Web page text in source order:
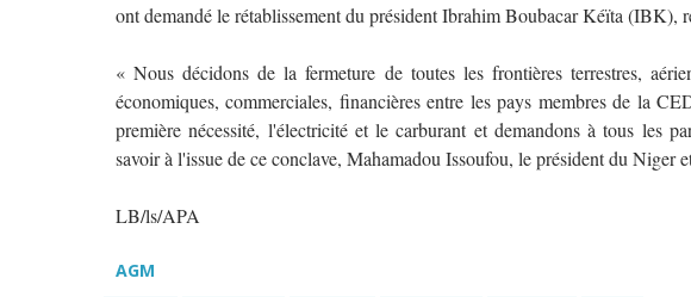
ont demandé le rétablissement du président Ibrahim Boubacar Kéïta (IBK),
« Nous décidons de la fermeture de toutes les frontières terrestres,
économiques, commerciales, financières entre les pays membres de la
première nécessité, l'électricité et le carburant et demandons à tous les
savoir à l'issue de ce conclave, Mahamadou Issoufou, le président du Niger
LB/ls/APA
AGM